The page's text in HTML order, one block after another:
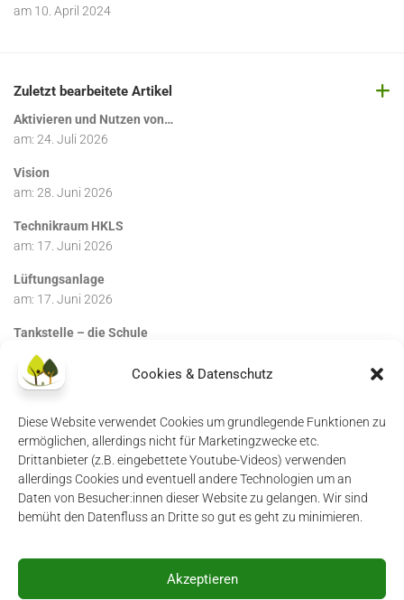
Cookies & Datenschutz
Diese Website verwendet Cookies um grundlegende Funktionen zu
ermöglichen, allerdings nicht für Marketingzwecke etc.
Drittanbieter (z.B. eingebettete Youtube-Videos) verwenden
allerdings Cookies und eventuell andere Technologien um an
Daten von Besucher:innen dieser Website zu gelangen. Wir sind
bemüht den Datenfluss an Dritte so gut es geht zu minimieren.
Akzeptieren
am 10. April 2024
Zuletzt bearbeitete Artikel
Aktivieren und Nutzen von…
am: 24. Juli 2026
Vision
am: 28. Juni 2026
Technikraum HKLS
am: 17. Juni 2026
Lüftungsanlage
am: 17. Juni 2026
Tankstelle – die Schule
am:17. Juni 2026
Impressum Datenschutzerklärung